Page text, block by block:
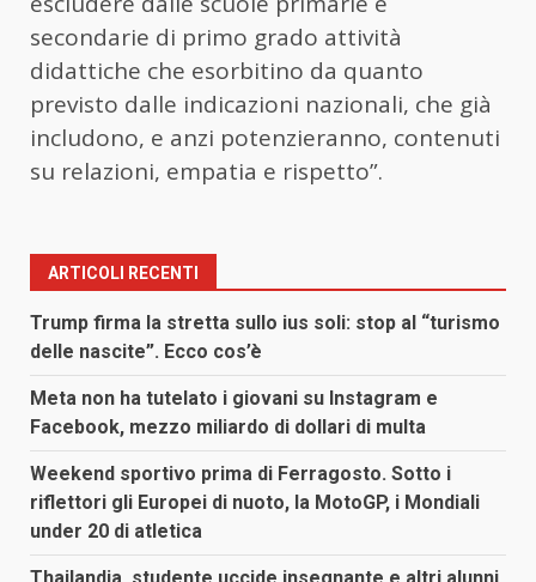
secondarie di primo grado attività
didattiche che esorbitino da quanto
previsto dalle indicazioni nazionali, che già
includono, e anzi potenzieranno, contenuti
su relazioni, empatia e rispetto”.
ARTICOLI RECENTI
Trump firma la stretta sullo ius soli: stop al “turismo
delle nascite”. Ecco cos’è
Meta non ha tutelato i giovani su Instagram e
Facebook, mezzo miliardo di dollari di multa
Weekend sportivo prima di Ferragosto. Sotto i
riflettori gli Europei di nuoto, la MotoGP, i Mondiali
under 20 di atletica
Thailandia, studente uccide insegnante e altri alunni,